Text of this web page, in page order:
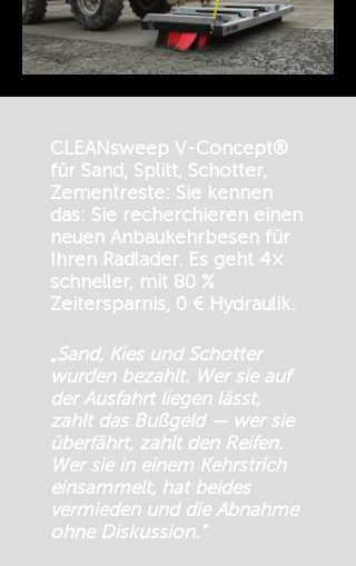
CLEANsweep V-Concept®
für Sand, Splitt, Schotter,
Zementreste: Sie kennen
das: Sie recherchieren einen
neuen Anbaukehrbesen für
Ihren Radlader. Es geht 4×
schneller, mit 80 %
Zeitersparnis, 0 € Hydraulik.
„Sand, Kies und Schotter
wurden bezahlt. Wer sie auf
der Ausfahrt liegen lässt,
zahlt das Bußgeld — wer sie
überfährt, zahlt den Reifen.
Wer sie in einem Kehrstrich
einsammelt, hat beides
vermieden und die Abnahme
ohne Diskussion.“